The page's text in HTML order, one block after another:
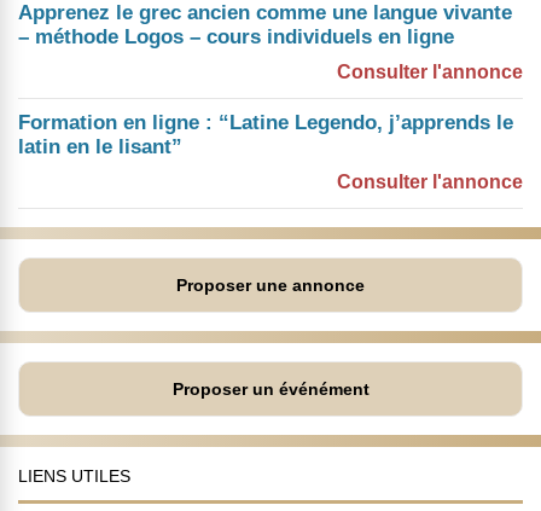
Apprenez le grec ancien comme une langue vivante
– méthode Logos – cours individuels en ligne
Consulter l'annonce
Formation en ligne : “Latine Legendo, j’apprends le
latin en le lisant”
Consulter l'annonce
Proposer une annonce
Proposer un événément
LIENS UTILES